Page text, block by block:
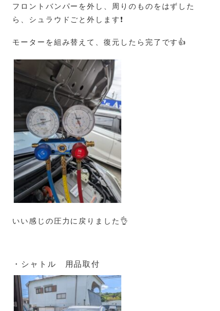
フロントバンパーを外し、周りのものをはずした
ら、シュラウドごと外します❗
モーターを組み替えて、復元したら完了です👍
いい感じの圧力に戻りました👌
・シャトル 用品取付